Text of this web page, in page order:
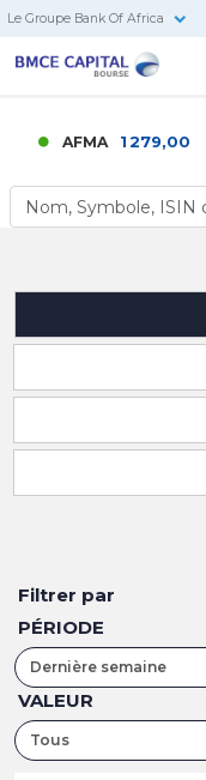
Le Groupe Bank Of Africa
AFMA 1 279,00
Filtrer par
PÉRIODE
Dernière semaine
VALEUR
Tous